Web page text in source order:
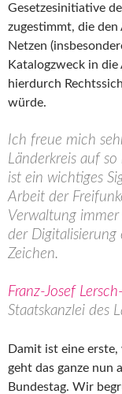
Gesetzesinitiative
zugestimmt, die
Netzen
Katalogzweck in
hierdurch
würde.
Ich freue mich
Länderkreis auf
ist ein wichtiges
Arbeit der
Verwaltung
der Digitalisierung
Zeichen.
Franz-Josef
Staatskanzlei des
Damit ist eine erste,
geht das ganze nun
Bundestag. Wir